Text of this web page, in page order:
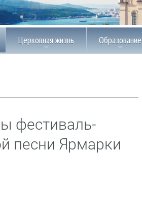
Церковная жизнь Образование
фестиваль-
песни Ярмарки